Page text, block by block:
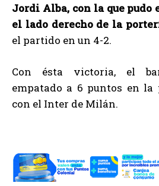
Jordi Alba, con la que pudo
el lado derecho de la
el partido en un 4-2.
Con ésta victoria, el
empatado a 6 puntos en la
con el Inter de Milán.